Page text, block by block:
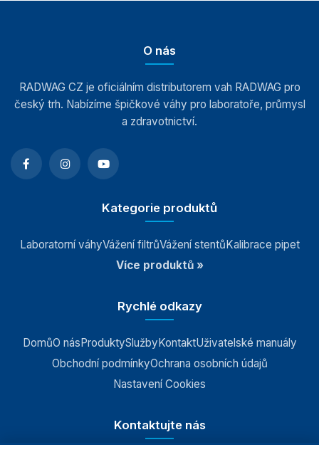
O nás
RADWAG CZ je oficiálním distributorem vah RADWAG pro
český trh. Nabízíme špičkové váhy pro laboratoře, průmysl
a zdravotnictví.
Kategorie produktů
Laboratorní váhyVážení filtrůVážení stentůKalibrace pipet
Více produktů »
Rychlé odkazy
DomůO násProduktySlužbyKontaktUživatelské manuály
Obchodní podmínkyOchrana osobních údajů
Nastavení Cookies
Kontaktujte nás